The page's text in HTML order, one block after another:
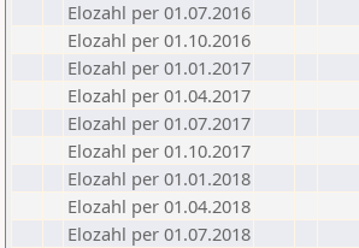
Elozahl per 01.07.2016
Elozahl per 01.10.2016
Elozahl per 01.01.2017
Elozahl per 01.04.2017
Elozahl per 01.07.2017
Elozahl per 01.10.2017
Elozahl per 01.01.2018
Elozahl per 01.04.2018
Elozahl per 01.07.2018